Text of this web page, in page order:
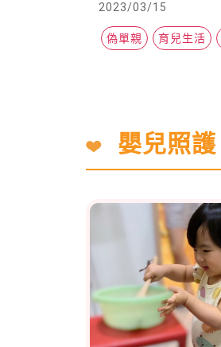
2023/03/15
偽單親 育兒生活
嬰兒照護